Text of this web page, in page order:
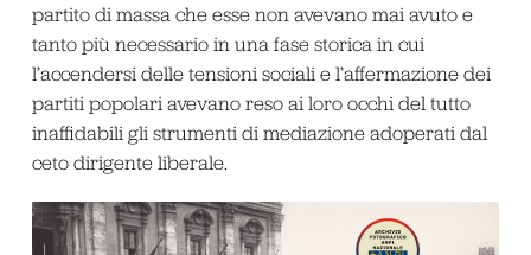
partito di massa che esse non avevano mai avuto e
tanto più necessario in una fase storica in cui
l’accendersi delle tensioni sociali e l’affermazione dei
partiti popolari avevano reso ai loro occhi del tutto
inaffidabili gli strumenti di mediazione adoperati dal
ceto dirigente liberale.